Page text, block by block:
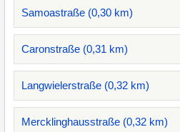
Samoastraße (0,30 km)
Caronstraße (0,31 km)
Langwielerstraße (0,32 km)
Mercklinghausstraße (0,32 km)